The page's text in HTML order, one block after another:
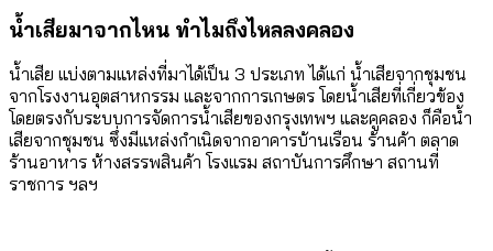
น้ำเสียมาจากไหน ทำไมถึงไหลลงคลอง
น้ำเสีย แบ่งตามแหล่งที่มาได้เป็น 3 ประเภท ได้แก่ น้ำเสียจากชุมชน
จากโรงงานอุตสาหกรรม และจากการเกษตร โดยน้ำเสียที่เกี่ยวข้อง
โดยตรงกับระบบการจัดการน้ำเสียของกรุงเทพฯ และคูคลอง ก็คือน้ำ
เสียจากชุมชน ซึ่งมีแหล่งกำเนิดจากอาคารบ้านเรือน ร้านค้า ตลาด
ร้านอาหาร ห้างสรรพสินค้า โรงแรม สถาบันการศึกษา สถานที่
ราชการ ฯลฯ